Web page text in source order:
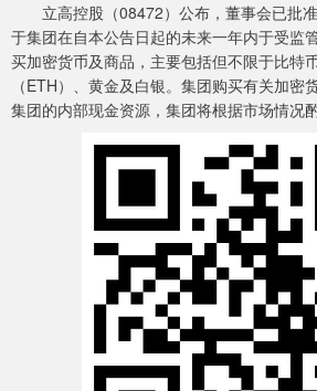
立高控股（08472）公布，董事会已批
于集团在自本公告日起的未来一年内于受监
买加密货币及商品，主要包括但不限于比特
（ETH）、黄金及白银。集团购买有关加密
集团的内部现金资源，集团将根据市场情况酌